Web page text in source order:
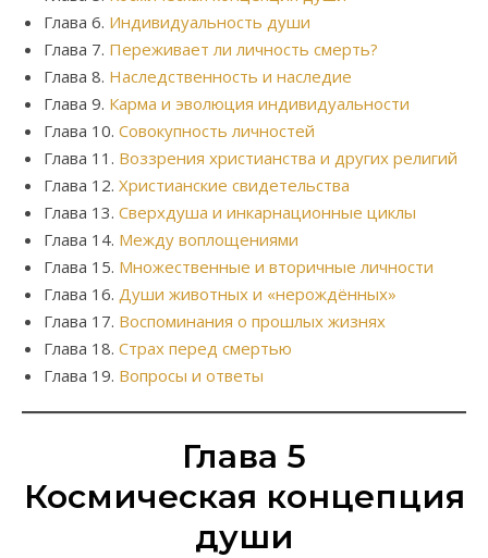
Глава 6. Индивидуальность души
Глава 7. Переживает ли личность смерть?
Глава 8. Наследственность и наследие
Глава 9. Карма и эволюция индивидуальности
Глава 10. Совокупность личностей
Глава 11. Воззрения христианства и других религий
Глава 12. Христианские свидетельства
Глава 13. Сверхдуша и инкарнационные циклы
Глава 14. Между воплощениями
Глава 15. Множественные и вторичные личности
Глава 16. Души животных и «нерождённых»
Глава 17. Воспоминания о прошлых жизнях
Глава 18. Страх перед смертью
Глава 19. Вопросы и ответы
Глава 5
Космическая концепция
души